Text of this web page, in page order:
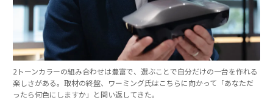
2トーンカラーの組み合わせは豊富で、選ぶことで自分だけの一台を作れる
楽しさがある。取材の終盤、ワーミング氏はこちらに向かって「あなただ
ったら何色にしますか」と問い返してきた。